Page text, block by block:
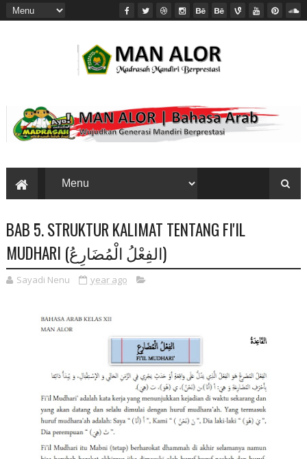
BAB 5. STRUKTUR KALIMAT TENTANG FI'IL
MUDHARI (الفِعْلُ الْمُضَارِعُ)
Sayadi Nenu year ago